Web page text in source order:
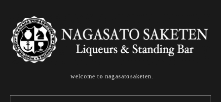
welcome to nagasatosaketen.